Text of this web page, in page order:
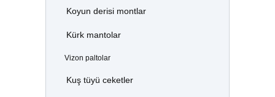
Koyun derisi montlar
Kürk mantolar
Vizon paltolar
Kuş tüyü ceketler